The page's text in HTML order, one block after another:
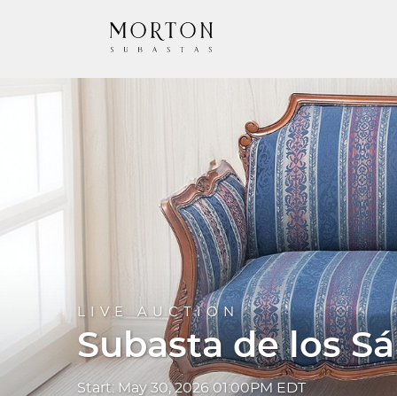
LIVE AUCTION
Subasta de los
Start: May 30, 2026 01:00PM EDT